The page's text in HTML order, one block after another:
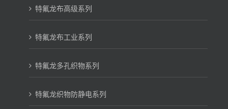
特氟龙布高级系列
特氟龙布工业系列
特氟龙多孔织物系列
特氟龙织物防静电系列